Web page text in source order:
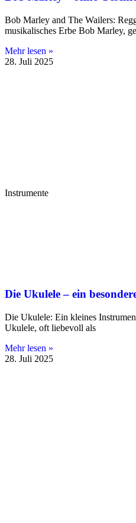
Bob Marley and The Wailers:
musikalisches Erbe Bob Marley,
Mehr lesen »
28. Juli 2025
Instrumente
Die Ukulele – ein
Die Ukulele: Ein kleines
Ukulele, oft liebevoll als
Mehr lesen »
28. Juli 2025